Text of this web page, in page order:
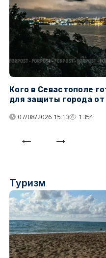
Кого в Севастополе
для защиты города
07/08/2026 15:13 1354
Туризм